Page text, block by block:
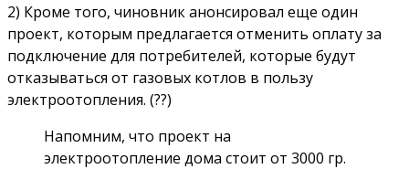
2) Кроме того, чиновник анонсировал еще один
проект, которым предлагается отменить оплату за
подключение для потребителей, которые будут
отказываться от газовых котлов в пользу
электроотопления. (??)
Напомним, что проект на
электроотопление дома стоит от 3000 гр.